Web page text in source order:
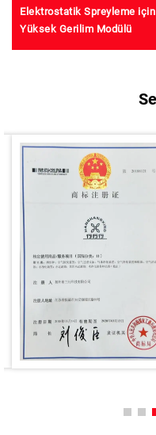
Elektrostatik Spreyleme için
Yüksek Gerilim Modülü